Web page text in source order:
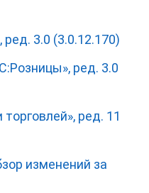
3.0 (3.0.12.170)
ред. 3.0
ред. 11
изменений за